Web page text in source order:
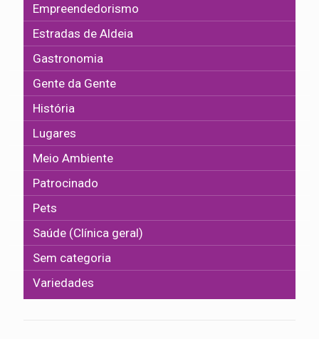
Empreendedorismo
Estradas de Aldeia
Gastronomia
Gente da Gente
História
Lugares
Meio Ambiente
Patrocinado
Pets
Saúde (Clínica geral)
Sem categoria
Variedades